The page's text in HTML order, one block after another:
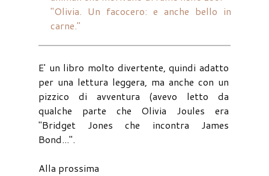
"Olivia. Un facocero: e anche bello in
carne."
E' un libro molto divertente, quindi adatto
per una lettura leggera, ma anche con un
pizzico di avventura (avevo letto da
qualche parte che Olivia Joules era
"Bridget Jones che incontra James
Bond...".
Alla prossima